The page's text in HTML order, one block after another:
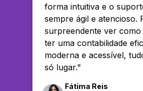
forma intuitiva e o
sempre ágil e atencioso.
surpreendente ver como
ter uma contabilidade
moderna e acessível,
só lugar."
Fátima Reis